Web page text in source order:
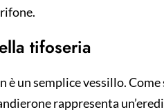
tifoseria
è un semplice vessillo.
rappresenta